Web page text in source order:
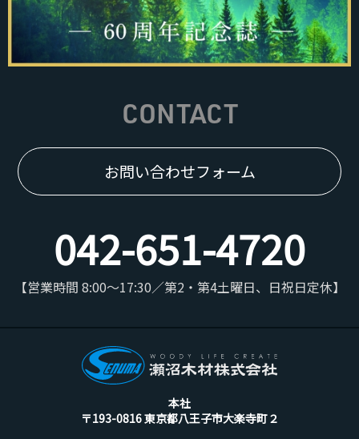
CONTACT
お問い合わせフォーム
042-651-4720
【営業時間 8:00～17:30／第2・第4土曜日、日祝日定休】
本社
〒193-0816 東京都八王子市大楽寺町２